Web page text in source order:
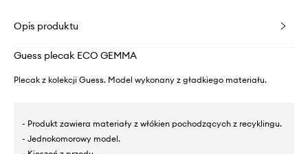
Opis produktu
Guess plecak ECO GEMMA
Plecak z kolekcji Guess. Model wykonany z gładkiego materiału.
- Produkt zawiera materiały z włókien pochodzących z recyklingu.
- Jednokomorowy model.